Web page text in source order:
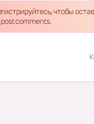
чтобы
comments.